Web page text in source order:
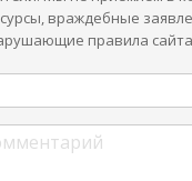
враждебные
правила